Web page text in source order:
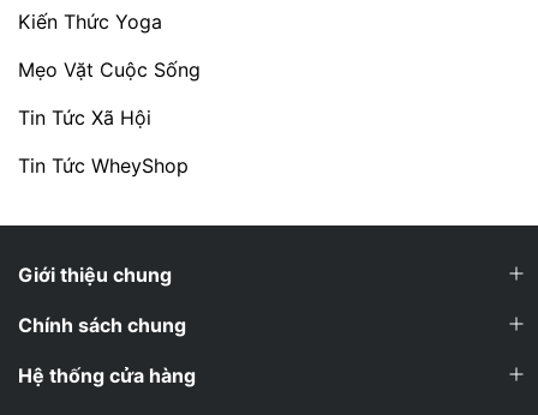
Kiến Thức Yoga
Mẹo Vặt Cuộc Sống
Tin Tức Xã Hội
Tin Tức WheyShop
Giới thiệu chung
Chính sách chung
Hệ thống cửa hàng